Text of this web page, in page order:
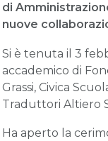
di
nuove
Si è tenuta il 3
accademico di
Grassi, Civica
Traduttori Altiero
Ha aperto la